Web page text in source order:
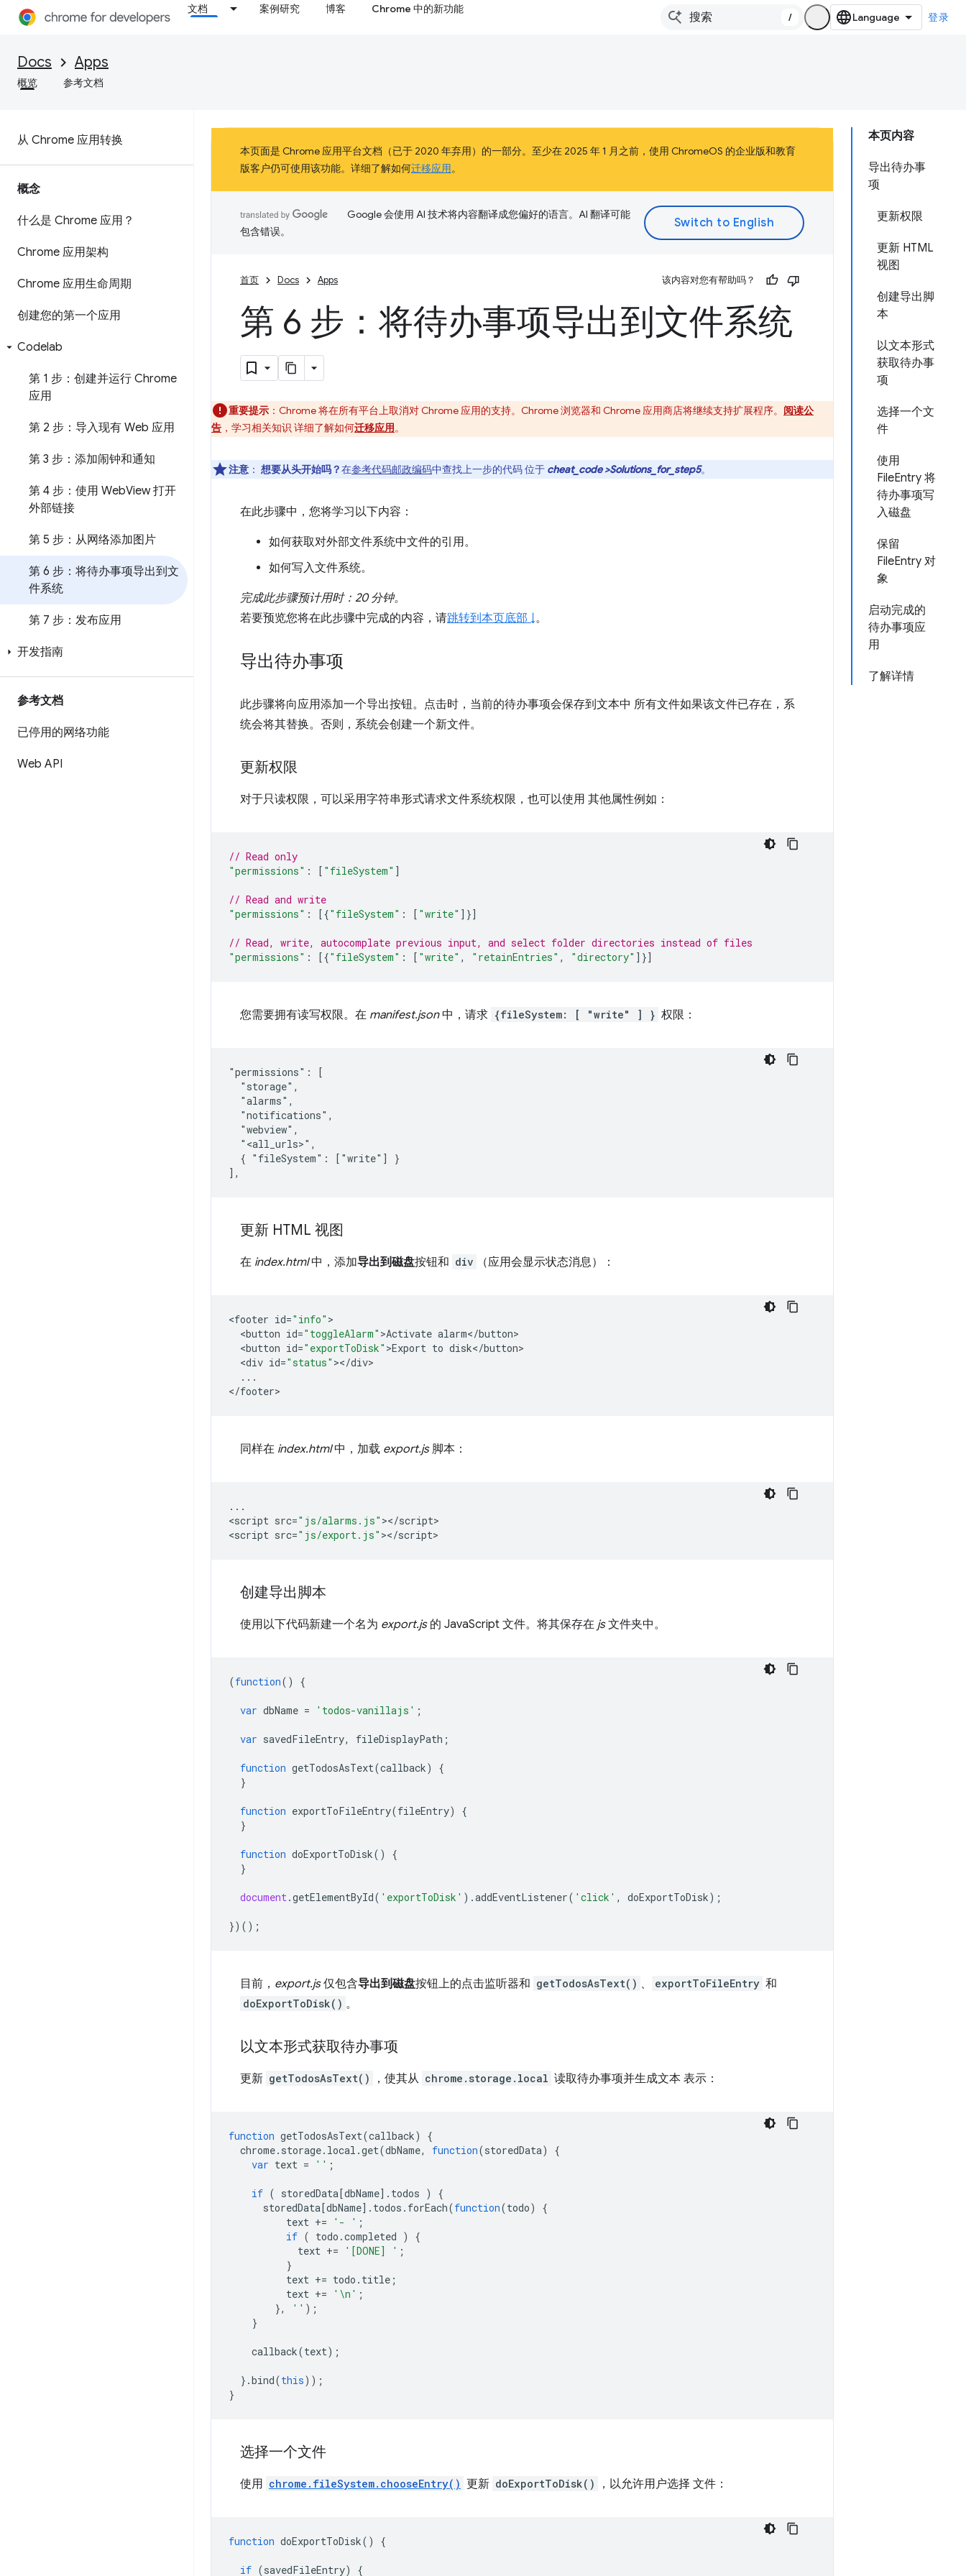
文档 案例研究 博客 Chrome 中的新功能
/ 登录
Docs Apps
概览 参考文档
从 Chrome 应用转换
概念
什么是 Chrome 应用？
Chrome 应用架构
Chrome 应用生命周期
创建您的第一个应用
Codelab
第 1 步：创建并运行 Chrome
应用
第 2 步：导入现有 Web 应用
第 3 步：添加闹钟和通知
第 4 步：使用 WebView 打开
外部链接
第 5 步：从网络添加图片
第 6 步：将待办事项导出到文
件系统
第 7 步：发布应用
开发指南
参考文档
已停用的网络功能
Web API
本页内容
导出待办事
项
更新权限
更新 HTML
视图
创建导出脚
本
以文本形式
获取待办事
项
选择一个文
件
使用
FileEntry 将
待办事项写
入磁盘
保留
FileEntry 对
象
启动完成的
待办事项应
用
了解详情
本页面是 Chrome 应用平台文档（已于 2020 年弃用）的一部分。至少在 2025 年 1 月之前，使用 ChromeOS 的企业版和教育
版客户仍可使用该功能。详细了解如何迁移应用。
Google 会使用 AI 技术将内容翻译成您偏好的语言。AI 翻译可能
包含错误。
首页 Docs Apps 该内容对您有帮助吗？
第 6 步：将待办事项导出到文件系统
重要提示 ：Chrome 将在所有平台上取消对 Chrome 应用的支持。Chrome 浏览器和 Chrome 应用商店将继续支持扩展程序。 阅读公
告 ，学习相关知识 详细了解如何迁移应用。
注意 ： 想要从头开始吗？在参考代码邮政编码中查找上一步的代码 位于 cheat_code >Solutions_for_step5。
在此步骤中，您将学习以下内容：
如何获取对外部文件系统中文件的引用。
如何写入文件系统。
完成此步骤预计用时：20 分钟。
若要预览您将在此步骤中完成的内容，请跳转到本页底部 ↓。
导出待办事项
此步骤将向应用添加一个导出按钮。点击时，当前的待办事项会保存到文本中 所有文件如果该文件已存在，系
统会将其替换。否则，系统会创建一个新文件。
更新权限
对于只读权限，可以采用字符串形式请求文件系统权限，也可以使用 其他属性例如：
// Read only
"permissions" : [ "fileSystem" ]
// Read and write
"permissions" : [{"fileSystem" : [ "write" ]}]
// Read, write, autocomplate previous input, and select folder directories instead of files
"permissions" : [{"fileSystem" : [ "write" , "retainEntries" , "directory" ]}]
您需要拥有读写权限。在 manifest.json中，请求 {fileSystem: [ "write" ] } 权限：
"permissions": [
  "storage",
  "alarms",
  "notifications",
  "webview",
  "<all_urls>",
  { "fileSystem": ["write"] }
更新 HTML 视图
在 index.html中，添加导出到磁盘按钮和 div （应用会显示状态消息）：
<footer id="info"
<button id="toggleAlarm" >Activate alarm</button
<button id="exportToDisk" >Export to disk</button
<div id="status" ></div
...
</footer
同样在 index.html中，加载 export.js脚本：
...
<script src="js/alarms.js" ></script>
<script src="js/export.js" ></script
创建导出脚本
使用以下代码新建一个名为 export.js的 JavaScript 文件。将其保存在 js文件夹中。
(function() {
var dbName = 'todos-vanillajs' ;
var savedFileEntry, fileDisplayPath ;
function getTodosAsText(callback)
{
}
function exportToFileEntry(fileEntry)
{
}
function doExportToDisk()
{
}
document.getElementById( 'exportToDisk' ).addEventListener( 'click' , doExportToDisk);
})();
目前， export.js仅包含导出到磁盘按钮上的点击监听器和 getTodosAsText() 、 exportToFileEntry 和
doExportToDisk() 。
以文本形式获取待办事项
更新 getTodosAsText() ，使其从 chrome.storage.local 读取待办事项并生成文本 表示：
function getTodosAsText(callback)
{
chrome. storage. local .get(dbName, function(storedData)
{
var text = '' ;
if ( storedData[dbName]. todos )
{
storedData[dbName]. todos . forEach(function(todo)
{
text += '- ' ;
if ( todo .completed )
{
text += '[DONE] ' ;
}
text += todo . title ;
text += '\n' ;
},
'' );
}
callback(text);
}.bind(this));
}
选择一个文件
使用 chrome.fileSystem.chooseEntry() 更新 doExportToDisk() ，以允许用户选择 文件：
function doExportToDisk() {
if (savedFileEntry) {